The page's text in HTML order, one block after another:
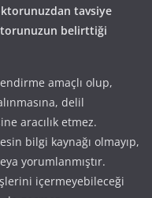
tavsiye
belirttiği
amaçlı olup,
delil
aracılık etmez.
bilgi kaynağı olmayıp,
yorumlanmıştır.
içermeyebileceği